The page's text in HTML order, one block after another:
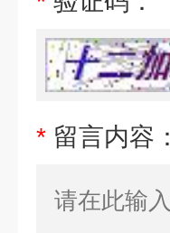
* 留言内容：